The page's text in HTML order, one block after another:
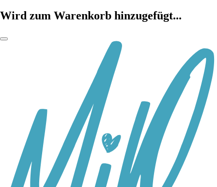
Wird zum Warenkorb hinzugefügt...